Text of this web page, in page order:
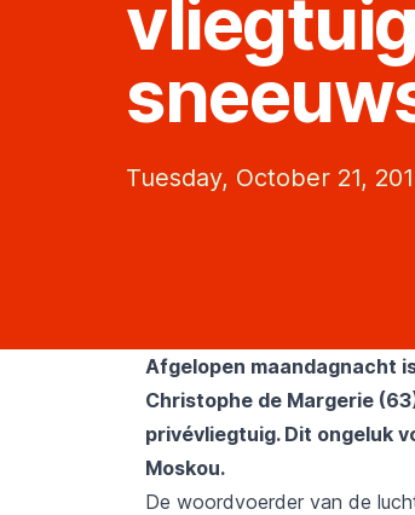
Tuesday, October 21,
Afgelopen maandagnacht
Christophe de Margerie
privévliegtuig. Dit ongeluk
Moskou.
De woordvoerder van de